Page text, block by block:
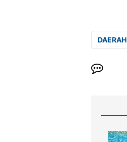
DAERAH